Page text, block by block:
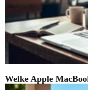
Welke Apple